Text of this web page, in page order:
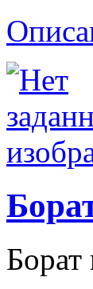
Борат